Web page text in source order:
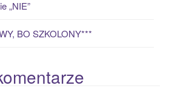
„NIE”
BO SZKOLONY***